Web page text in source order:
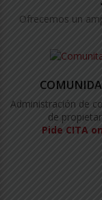
Ofrecemos un
Administración de
de
Pide CITA